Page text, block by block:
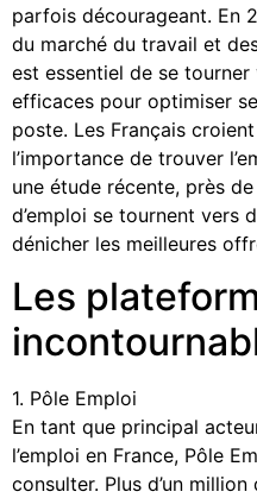
parfois décourageant. En
du marché du travail et
est essentiel de se
efficaces pour optimiser
poste. Les Français
l’importance de trouver
une étude récente, près
d’emploi se tournent vers
dénicher les meilleures
Les
1. Pôle Emploi
En tant que principal
l’emploi en France, Pôle
consulter. Plus d’un million